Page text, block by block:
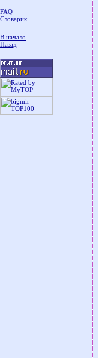
FAQ
Словарик
В начало
Назад